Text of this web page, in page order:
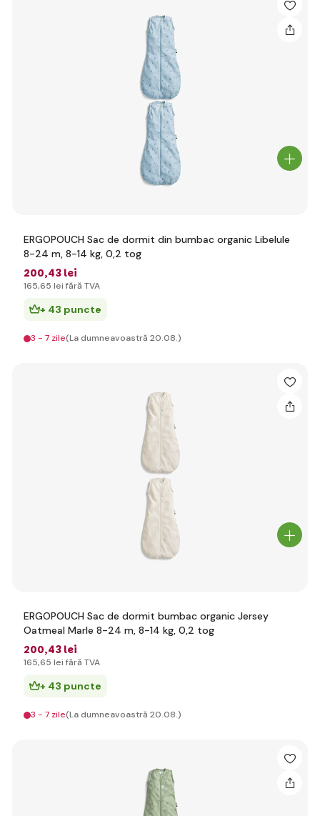
ERGOPOUCH Sac de dormit din bumbac organic Libelule
8-24 m, 8-14 kg, 0,2 tog
200,43 lei
165,65 lei fără TVA
+ 43 puncte
3 - 7 zile(La dumneavoastră 20.08.)
ERGOPOUCH Sac de dormit bumbac organic Jersey
Oatmeal Marle 8-24 m, 8-14 kg, 0,2 tog
200,43 lei
165,65 lei fără TVA
+ 43 puncte
3 - 7 zile(La dumneavoastră 20.08.)